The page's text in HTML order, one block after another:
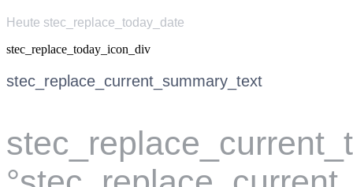
Heute stec_replace_today_date
stec_replace_today_icon_div
stec_replace_current_summary_text